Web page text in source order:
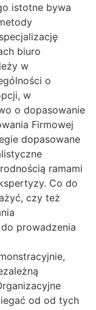
istotne bywa
biuro
w
o
w
o dopasowanie
Firmowej
dopasowane
ramami
Co do
czy też
prowadzenia
od od tych